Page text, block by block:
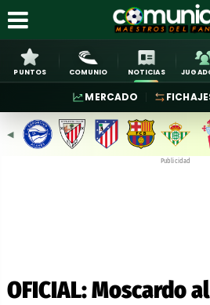
PUNTOS COMUNIO NOTICIAS
MERCADO
◀︎
Publicidad
OFICIAL: Moscardo